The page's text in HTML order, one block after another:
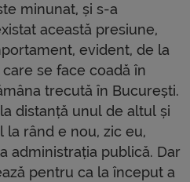
minunat, și s-a
această presiune,
evident, de la
se face coadă în
trecută în București.
distanță unul de altul și
rând e nou, zic eu,
administrația publică. Dar
pentru ca la început a